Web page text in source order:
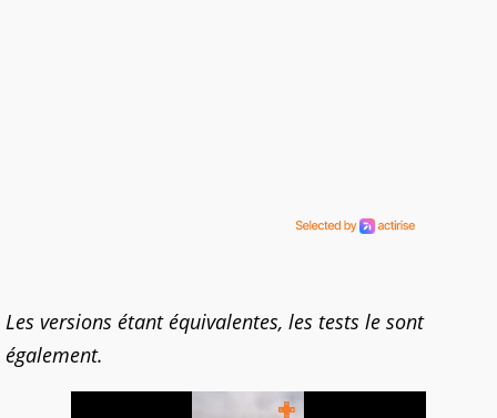
Les versions étant équivalentes, les tests le sont
également.